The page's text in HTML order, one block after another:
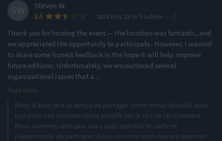
Features & Characteristics
Degree of Challenge
Ideal for beginners
50% of reviews
Atmosphere
Large Festival Atmosphere
Urban & Nature Mix
100% of reviews
Flat & Fast
75% of reviews
Steven W.
2.6 2025 Kids 13-15 Triathlon
Thank you for hosting the event — the location was fantastic, and
we appreciated the opportunity to participate. However, I wanted
to share some honest feedback in the hope it will help improve
future editions. Unfortunately, we encountered several
organizational issues that a...
Read more
Merci d’avoir pris le temps de partager votre retour détaillé, ainsi
que pour vos commentaires positifs sur le site de l’événement.
Nous sommes ravis que vous ayez apprécié le cadre et
l’opportunité de participer. Nous sommes toutefois sincèrement